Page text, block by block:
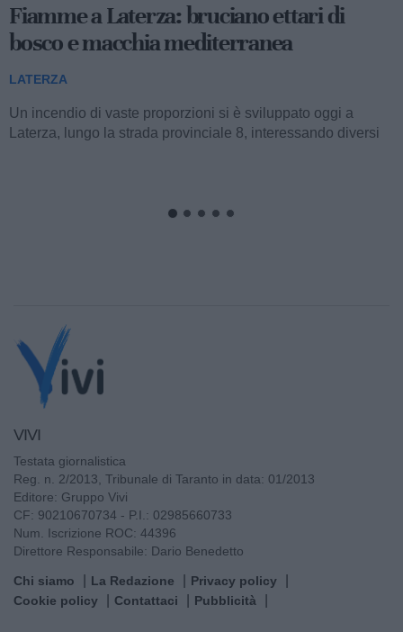
Mobilità sostenibile e sviluppo
territoriale: al via la fase operativa di
"Appia Bike Tour"
LATERZA
Nella mattinata di ieri, l’aula consiliare del Comune di
VIVI
Testata giornalistica
Reg. n. 2/2013, Tribunale di Taranto in data: 01/2013
Editore: Gruppo Vivi
CF: 90210670734 - P.I.: 02985660733
Num. Iscrizione ROC: 44396
Direttore Responsabile: Dario Benedetto
Chi siamo La Redazione
Privacy policy
Cookie policy
Contattaci Pubblicità